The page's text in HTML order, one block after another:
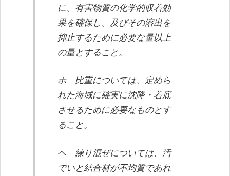
に、有害物質の化学的収着効
果を確保し、及びその溶出を
抑止するために必要な量以上
の量とすること。
ホ 比重については、定めら
れた海域に確実に沈降・着底
させるために必要なものとす
ること。
ヘ 練り混ぜについては、汚
でいと結合材が不均質であれ